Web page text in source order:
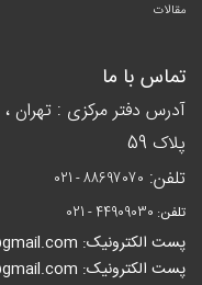
مقالات
تماس با ما
آدرس دفتر مرکزی : تهران ،
پلاک 59
تلفن: 021 - 88697070
تلفن: 021 - 44909030
پست الکترونیک: Info_alutechsistem@gmail.com
پست الکترونیک: Amirzibakerdar@gmail.com